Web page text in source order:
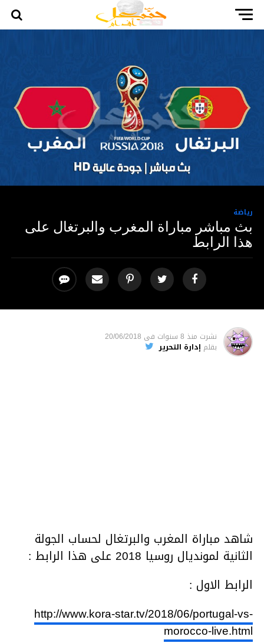
رياضة
بث مباشر مباراة المغرب والبرتغال على
هذا الرابط
نشرت منذ 8 سنوات فى 20/06/2018
بقلم إدارة التحرير
شاهد مباراة المغرب والبرتغال لحساب الجولة
الثانية لمونديال روسيا 2018 على هذا الرابط :
الرابط الاول :
http://www.kora-star.tv/2018/06/portugal-vs-
morocco-live.html